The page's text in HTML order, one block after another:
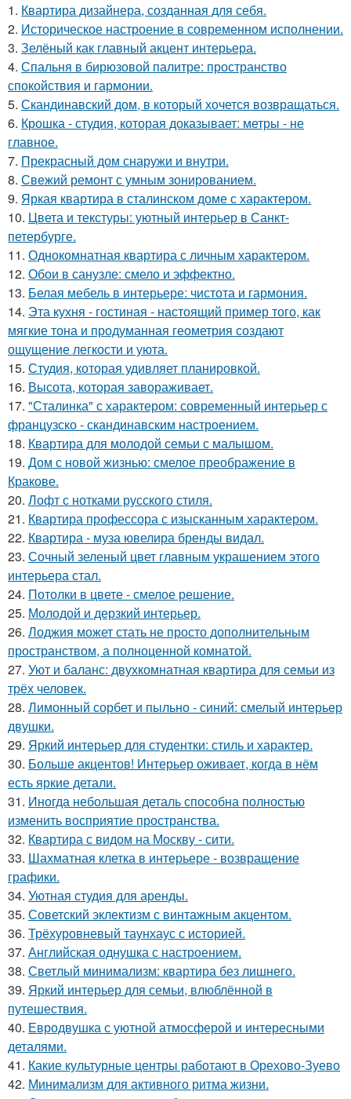
1. Квартира дизайнера, созданная для себя.
2. Историческое настроение в современном исполнении.
3. Зелёный как главный акцент интерьера.
4. Спальня в бирюзовой палитре: пространство
спокойствия и гармонии.
5. Скандинавский дом, в который хочется возвращаться.
6. Крошка - студия, которая доказывает: метры - не
главное.
7. Прекрасный дом снаружи и внутри.
8. Свежий ремонт с умным зонированием.
9. Яркая квартира в сталинском доме с характером.
10. Цвета и текстуры: уютный интерьер в Санкт-
петербурге.
11. Однокомнатная квартира с личным характером.
12. Обои в санузле: смело и эффектно.
13. Белая мебель в интерьере: чистота и гармония.
14. Эта кухня - гостиная - настоящий пример того, как
мягкие тона и продуманная геометрия создают
ощущение легкости и уюта.
15. Студия, которая удивляет планировкой.
16. Высота, которая завораживает.
17. "Сталинка" с характером: современный интерьер с
французско - скандинавским настроением.
18. Квартира для молодой семьи с малышом.
19. Дом с новой жизнью: смелое преображение в
Кракове.
20. Лофт с нотками русского стиля.
21. Квартира профессора с изысканным характером.
22. Квартира - муза ювелира бренды видал.
23. Сочный зеленый цвет главным украшением этого
интерьера стал.
24. Потолки в цвете - смелое решение.
25. Молодой и дерзкий интерьер.
26. Лоджия может стать не просто дополнительным
пространством, а полноценной комнатой.
27. Уют и баланс: двухкомнатная квартира для семьи из
трёх человек.
28. Лимонный сорбет и пыльно - синий: смелый интерьер
двушки.
29. Яркий интерьер для студентки: стиль и характер.
30. Больше акцентов! Интерьер оживает, когда в нём
есть яркие детали.
31. Иногда небольшая деталь способна полностью
изменить восприятие пространства.
32. Квартира с видом на Москву - сити.
33. Шахматная клетка в интерьере - возвращение
графики.
34. Уютная студия для аренды.
35. Советский эклектизм с винтажным акцентом.
36. Трёхуровневый таунхаус с историей.
37. Английская однушка с настроением.
38. Светлый минимализм: квартира без лишнего.
39. Яркий интерьер для семьи, влюблённой в
путешествия.
40. Евродвушка с уютной атмосферой и интересными
деталями.
41. Какие культурные центры работают в Орехово-Зуево
42. Минимализм для активного ритма жизни.